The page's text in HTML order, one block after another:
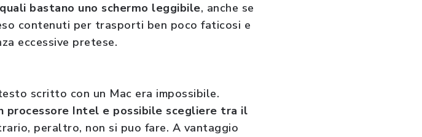
bastano uno schermo leggibile, anche se
contenuti per trasporti ben poco faticosi e
eccessive pretese.
scritto con un Mac era impossibile.
processore Intel e possibile scegliere tra il
peraltro, non si puo fare. A vantaggio